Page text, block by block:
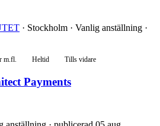
· Stockholm · Vanlig anställning ·
m.fl. Heltid Tills vidare
Payments